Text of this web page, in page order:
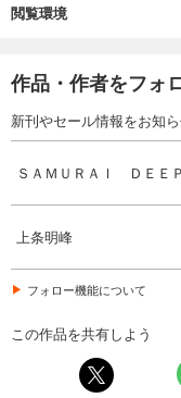
閲覧環境
作品・作者をフォ
新刊やセール情報をお知ら
ＳＡＭＵＲＡＩ ＤＥＥ
上条明峰
フォロー機能について
この作品を共有しよう